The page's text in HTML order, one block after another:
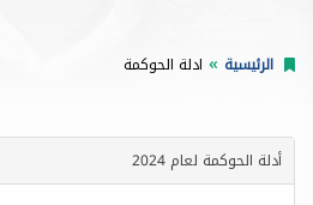
الرئيسية ادلة الحوكمة
أدلة الحوكمة لعام 2024